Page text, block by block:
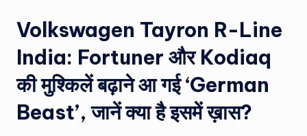
w
s
A
ro
u
Volkswagen Tayron R-Line
India: Fortuner और Kodiaq
की मुश्किलें बढ़ाने आ गई ‘German
Beast’, जानें क्या है इसमें ख़ास?